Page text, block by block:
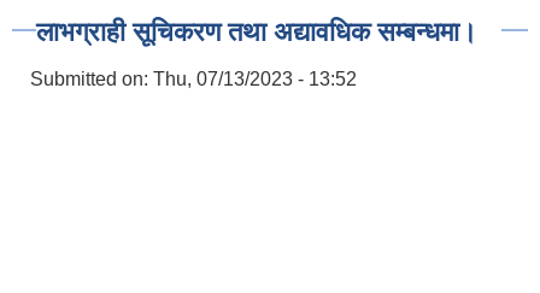
लाभग्राही सूचिकरण तथा अद्यावधिक सम्बन्धमा।
Submitted on: Thu, 07/13/2023 - 13:52